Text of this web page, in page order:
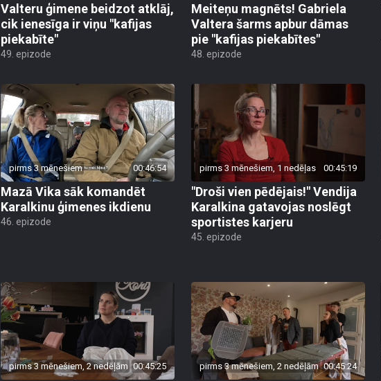
Valteru ģimene beidzot atklāj,
cik ienesīga ir viņu "kafijas
piekabīte"
49. epizode
Meiteņu magnēts! Gabriela
Valtera šarms apbur dāmas
pie "kafijas piekabītes"
48. epizode
pirms 3 mēnešiem 00:46:54
Mazā Vika sāk komandēt
Karalkinu ģimenes ikdienu
46. epizode
pirms 3 mēnešiem, 1 nedēļas 00:45:19
"Droši vien pēdējais!" Vendija
Karalkina gatavojas noslēgt
sportistes karjeru
45. epizode
pirms 3 mēnešiem, 2 nedēļām 00:45:25 pirms 3 mēnešiem, 2 nedēļām 00:45:24